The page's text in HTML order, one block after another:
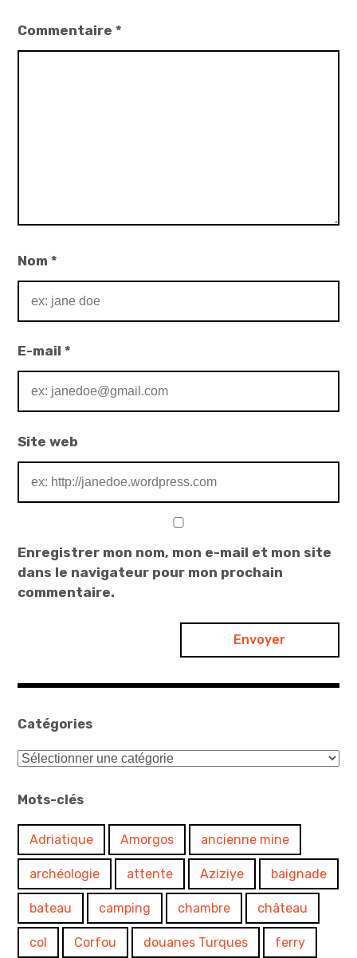
Commentaire*
Nom*
E-mail*
Site web
Enregistrer mon nom, mon e-mail et mon site
dans le navigateur pour mon prochain
commentaire.
Catégories
Catégories
Mots-clés
Adriatique Amorgos ancienne mine
archéologie attente Aziziye baignade
bateau camping chambre château
col Corfou douanes Turques ferry